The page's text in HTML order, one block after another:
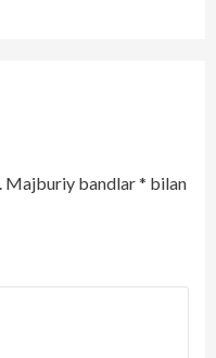
Majburiy bandlar* bilan